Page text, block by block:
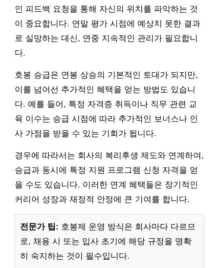
인 피드백 요청을 통해 자신의 위치를 파악하는 것
이 중요합니다. 연말 평가 시점에 예상치 못한 결과
로 실망하는 대신, 연중 지속적인 관리가 필요합니
다.
호봉 승급은 연봉 상승의 기본적인 토대가 되지만,
이를 넘어선 추가적인 혜택을 얻는 방법도 있습니
다. 예를 들어, 특정 자격증 취득이나 직무 관련 교
육 이수는 승급 시점에 따라 추가적인 보너스나 인
사 가점을 받을 수 있는 기회가 됩니다.
경우에 따라서는 회사의 복리후생 제도와 연계하여,
승급과 동시에 특정 지원 프로그램 신청 자격을 얻
을 수도 있습니다. 이러한 연계 혜택들은 장기적인
커리어 성장과 재정적 안정에 큰 기여를 합니다.
전문가 팁: 호봉제 운영 방식은 회사마다 다르므
로, 채용 시 또는 입사 초기에 해당 규정을 명확
히 숙지하는 것이 필수입니다.